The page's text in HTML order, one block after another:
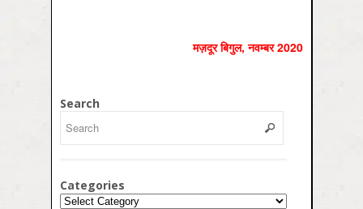
मज़दूर बिगुल, नवम्बर 2020
Search
Categories
Categories